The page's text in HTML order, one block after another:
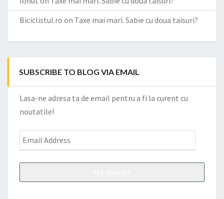
Biciclistul.ro on Taxe mai mari. Sabie cu doua taisuri?
SUBSCRIBE TO BLOG VIA EMAIL
Lasa-ne adresa ta de email pentru a fi la curent cu
noutatile!
Email
Address